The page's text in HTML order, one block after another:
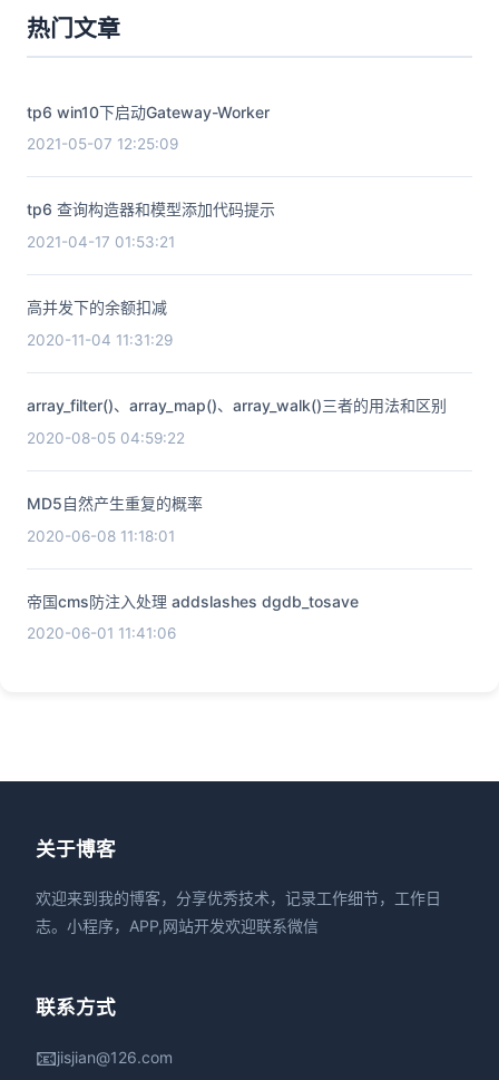
热门文章
tp6 win10下启动Gateway-Worker
2021-05-07 12:25:09
tp6 查询构造器和模型添加代码提示
2021-04-17 01:53:21
高并发下的余额扣减
2020-11-04 11:31:29
array_filter()、array_map()、array_walk()三者的用法和区别
2020-08-05 04:59:22
MD5自然产生重复的概率
2020-06-08 11:18:01
帝国cms防注入处理 addslashes dgdb_tosave
2020-06-01 11:41:06
关于博客
欢迎来到我的博客，分享优秀技术，记录工作细节，工作日
志。小程序，APP,网站开发欢迎联系微信
联系方式
📧jisjian@126.com